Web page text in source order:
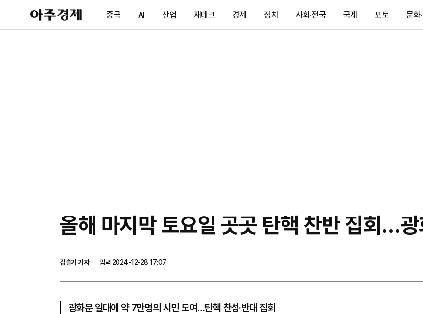
아
주
제
중국 AI 산업 재테크 경제 정치 사회·전국 국제 포토 문화
올해 마지막 토요일 곳곳 탄핵 찬반 집회…
김슬기 기자
입력 2024-12-28 17:07
광화문 일대에 약 7만명의 시민 모여…탄핵 찬성·반대 집회